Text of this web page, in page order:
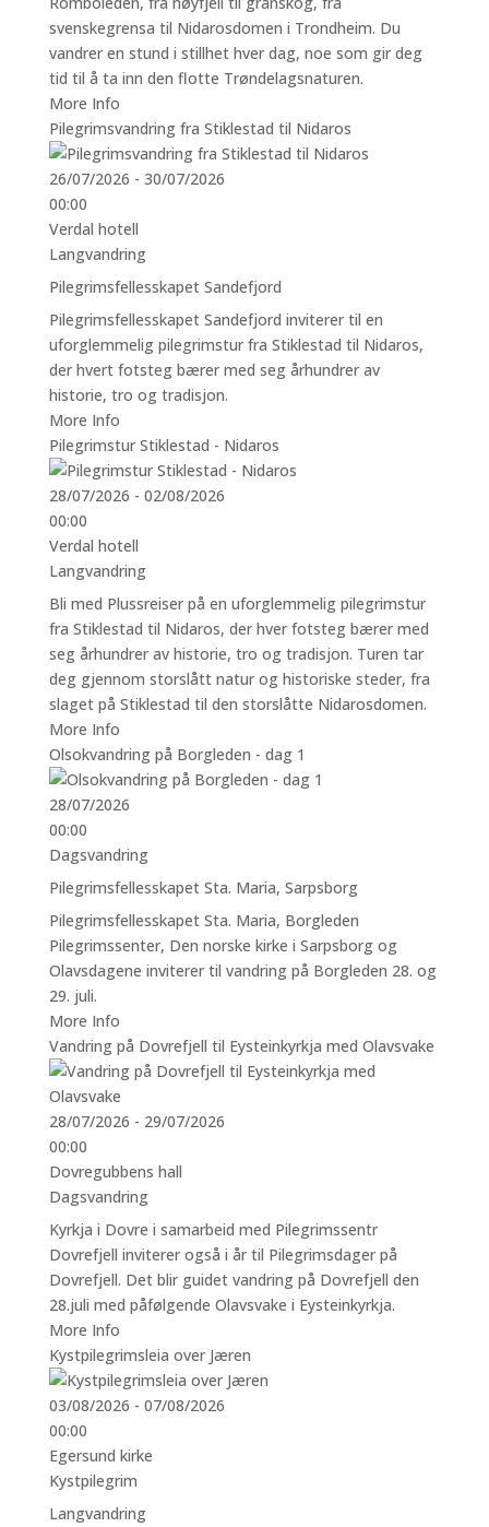
svenskegrensa til Nidarosdomen i Trondheim. Du
vandrer en stund i stillhet hver dag, noe som gir deg
tid til å ta inn den flotte Trøndelagsnaturen.
More Info
Pilegrimsvandring fra Stiklestad til Nidaros
26/07/2026 - 30/07/2026
00:00
Verdal hotell
Langvandring
Pilegrimsfellesskapet Sandefjord
Pilegrimsfellesskapet Sandefjord inviterer til en
uforglemmelig pilegrimstur fra Stiklestad til Nidaros,
der hvert fotsteg bærer med seg århundrer av
historie, tro og tradisjon.
More Info
Pilegrimstur Stiklestad - Nidaros
28/07/2026 - 02/08/2026
00:00
Verdal hotell
Langvandring
Bli med Plussreiser på en uforglemmelig pilegrimstur
fra Stiklestad til Nidaros, der hver fotsteg bærer med
seg århundrer av historie, tro og tradisjon. Turen tar
deg gjennom storslått natur og historiske steder, fra
slaget på Stiklestad til den storslåtte Nidarosdomen.
More Info
Olsokvandring på Borgleden - dag 1
28/07/2026
00:00
Dagsvandring
Pilegrimsfellesskapet Sta. Maria, Sarpsborg
Pilegrimsfellesskapet Sta. Maria, Borgleden
Pilegrimssenter, Den norske kirke i Sarpsborg og
Olavsdagene inviterer til vandring på Borgleden 28. og
29. juli.
More Info
Vandring på Dovrefjell til Eysteinkyrkja med Olavsvake
28/07/2026 - 29/07/2026
00:00
Dovregubbens hall
Dagsvandring
Kyrkja i Dovre i samarbeid med Pilegrimssentr
Dovrefjell inviterer også i år til Pilegrimsdager på
Dovrefjell. Det blir guidet vandring på Dovrefjell den
28.juli med påfølgende Olavsvake i Eysteinkyrkja.
More Info
Kystpilegrimsleia over Jæren
03/08/2026 - 07/08/2026
00:00
Egersund kirke
Kystpilegrim
Langvandring